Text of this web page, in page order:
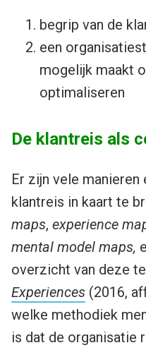
begrip van de
een
mogelijk maakt
optimaliseren
De klantreis als
Er zijn vele
klantreis in kaart te
maps, experience
mental model maps,
overzicht van deze
Experiences (2016,
welke methodiek
is dat de organisatie